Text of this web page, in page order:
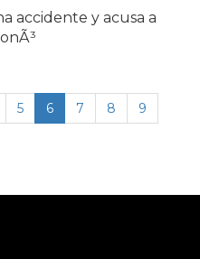
accidente y acusa a
5 6(página
actual)
7 8
9